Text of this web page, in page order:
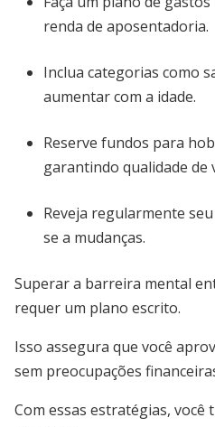
renda de aposentadoria.
Inclua categorias como
aumentar com a idade.
Reserve fundos para
garantindo qualidade de
Reveja regularmente
se a mudanças.
Superar a barreira mental
requer um plano escrito.
Isso assegura que você
sem preocupações
Com essas estratégias,